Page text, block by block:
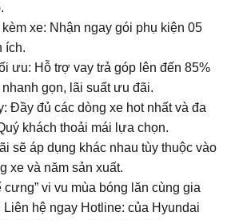
xe: Nhận ngay gói phụ kiện 05
ích.
ưu: Hỗ trợ vay trả góp lên đến 85%
gọn, lãi suất ưu đãi.
Đầy đủ các dòng xe hot nhất và đa
khách thoải mái lựa chọn.
sẽ áp dụng khác nhau tùy thuộc vào
xe và năm sản xuất.
cưng” vi vu mùa bóng lăn cùng gia
hệ ngay Hotline: của Hyundai